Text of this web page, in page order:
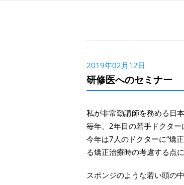
2019年02月12日
研修医へのセミナー
私が非常勤講師を務める日
毎年、2年目の若手ドクター
今年は7人のドクターに“矯
る矯正治療時の考慮する点
スポンジのような若い頭の